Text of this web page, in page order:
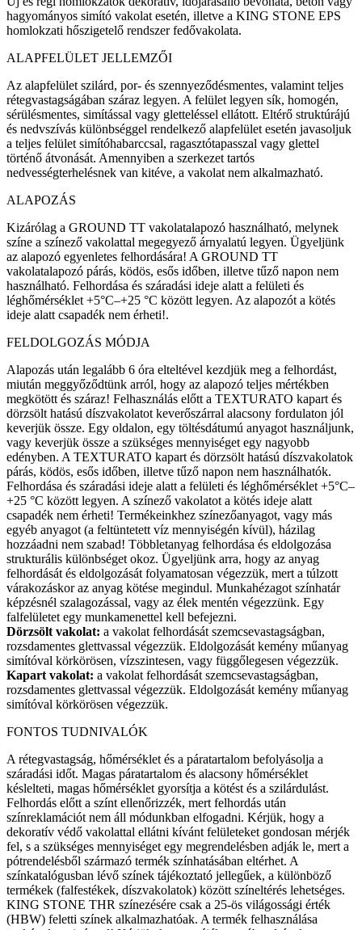
hagyományos simító vakolat esetén, illetve a KING STONE EPS
homlokzati hőszigetelő rendszer fedővakolata.
ALAPFELÜLET JELLEMZŐI
Az alapfelület szilárd, por- és szennyeződésmentes, valamint teljes
rétegvastagságában száraz legyen. A felület legyen sík, homogén,
sérülésmentes, simítással vagy gletteléssel ellátott. Eltérő struktúrájú
és nedvszívás különbséggel rendelkező alapfelület esetén javasoljuk
a teljes felület simítóhabarccsal, ragasztótapasszal vagy glettel
történő átvonását. Amennyiben a szerkezet tartós
nedvességterhelésnek van kitéve, a vakolat nem alkalmazható.
ALAPOZÁS
Kizárólag a GROUND TT vakolatalapozó használható, melynek
színe a színező vakolattal megegyező árnyalatú legyen. Ügyeljünk
az alapozó egyenletes felhordására! A GROUND TT
vakolatalapozó párás, ködös, esős időben, illetve tűző napon nem
használható. Felhordása és száradási ideje alatt a felületi és
léghőmérséklet +5°C–+25 °C között legyen. Az alapozót a kötés
ideje alatt csapadék nem érheti!.
FELDOLGOZÁS MÓDJA
Alapozás után legalább 6 óra elteltével kezdjük meg a felhordást,
miután meggyőződtünk arról, hogy az alapozó teljes mértékben
megkötött és száraz! Felhasználás előtt a TEXTURATO kapart és
dörzsölt hatású díszvakolatot keverőszárral alacsony fordulaton jól
keverjük össze. Egy oldalon, egy töltésdátumú anyagot használjunk,
vagy keverjük össze a szükséges mennyiséget egy nagyobb
edényben. A TEXTURATO kapart és dörzsölt hatású díszvakolatok
párás, ködös, esős időben, illetve tűző napon nem használhatók.
Felhordása és száradási ideje alatt a felületi és léghőmérséklet +5°C–
+25 °C között legyen. A színező vakolatot a kötés ideje alatt
csapadék nem érheti! Termékeinkhez színezőanyagot, vagy más
egyéb anyagot (a feltüntetett víz mennyiségén kívül), házilag
hozzáadni nem szabad! Többletanyag felhordása és eldolgozása
strukturális különbséget okoz. Ügyeljünk arra, hogy az anyag
felhordását és eldolgozását folyamatosan végezzük, mert a túlzott
várakozáskor az anyag kötése megindul. Munkahézagot színhatár
képzésnél szalagozással, vagy az élek mentén végezzünk. Egy
falfelületet egy munkamenettel kell befejezni.
Dörzsölt vakolat: a vakolat felhordását szemcsevastagságban,
rozsdamentes glettvassal végezzük. Eldolgozását kemény műanyag
simítóval körkörösen, vízszintesen, vagy függőlegesen végezzük.
Kapart vakolat: a vakolat felhordását szemcsevastagságban,
rozsdamentes glettvassal végezzük. Eldolgozását kemény műanyag
simítóval körkörösen végezzük.
FONTOS TUDNIVALÓK
A rétegvastagság, hőmérséklet és a páratartalom befolyásolja a
száradási időt. Magas páratartalom és alacsony hőmérséklet
késlelteti, magas hőmérséklet gyorsítja a kötést és a szilárdulást.
Felhordás előtt a színt ellenőrizzék, mert felhordás után
színreklamációt nem áll módunkban elfogadni. Kérjük, hogy a
dekoratív védő vakolattal ellátni kívánt felületeket gondosan mérjék
fel, s a szükséges mennyiséget egy megrendelésben adják le, mert a
pótrendelésből származó termék színhatásában eltérhet. A
színkatalógusban lévő színek tájékoztató jellegűek, a különböző
termékek (falfestékek, díszvakolatok) között színeltérés lehetséges.
KING STONE THR színezésére csak a 25-ös világossági érték
(HBW) feletti színek alkalmazhatóak. A termék felhasználása